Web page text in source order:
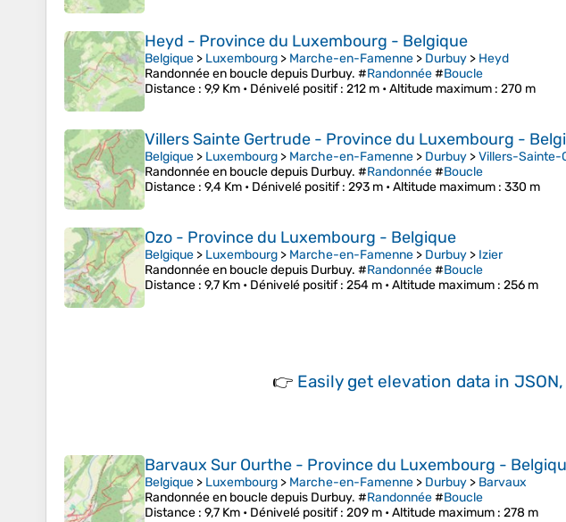
Heyd - Province du Luxembourg - Belgique
Belgique > Luxembourg > Marche-en-Famenne > Durbuy > Heyd
Randonnée en boucle depuis Durbuy. #Randonnée#Boucle
Distance : 9,9 Km • Dénivelé positif: 212 m •Altitude maximum : 270 m
Villers Sainte Gertrude - Province du Luxembourg -
Belgique > Luxembourg > Marche-en-Famenne > Durbuy >Villers-Sainte-
Randonnée en boucle depuis Durbuy. #Randonnée#Boucle
Distance : 9,4 Km • Dénivelé positif: 293 m •Altitude maximum : 330 m
Ozo - Province du Luxembourg - Belgique
Belgique > Luxembourg > Marche-en-Famenne > Durbuy > Izier
Randonnée en boucle depuis Durbuy. #Randonnée#Boucle
Distance : 9,7 Km • Dénivelé positif: 254 m •Altitude maximum : 256 m
👉 Easily get elevation data in
Barvaux Sur Ourthe - Province du Luxembourg -
Belgique > Luxembourg > Marche-en-Famenne > Durbuy > Barvaux
Randonnée en boucle depuis Durbuy. #Randonnée#Boucle
Distance : 9,7 Km • Dénivelé positif: 209 m •Altitude maximum : 278 m